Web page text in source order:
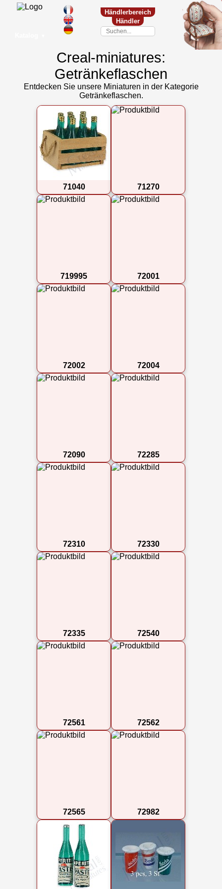
Händlerbereich
Händler
Creal-miniatures:
Getränkeflaschen
Entdecken Sie unsere Miniaturen in der Kategorie
Getränkeflaschen.
71040 71270
719995 72001
72002 72004
72090 72285
72310 72330
72335 72540
72561 72562
72565 72982